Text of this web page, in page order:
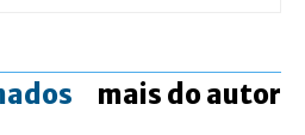
mais do autor